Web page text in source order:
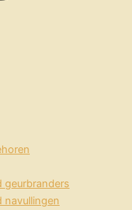
geurbranders
navullingen